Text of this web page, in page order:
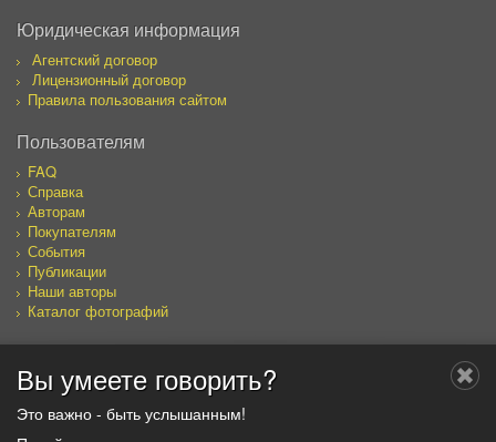
Юридическая информация
Агентский договор
Лицензионный договор
Правила пользования сайтом
Пользователям
FAQ
Справка
Авторам
Покупателям
События
Публикации
Наши авторы
Каталог фотографий
Мы в социальных сетях
Вы умеете говорить?
Это важно - быть услышанным!